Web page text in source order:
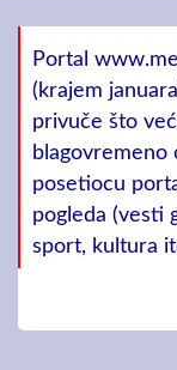
Portal
(krajem
privuče što
blagovremeno
posetiocu
pogleda (vesti
sport, kultura